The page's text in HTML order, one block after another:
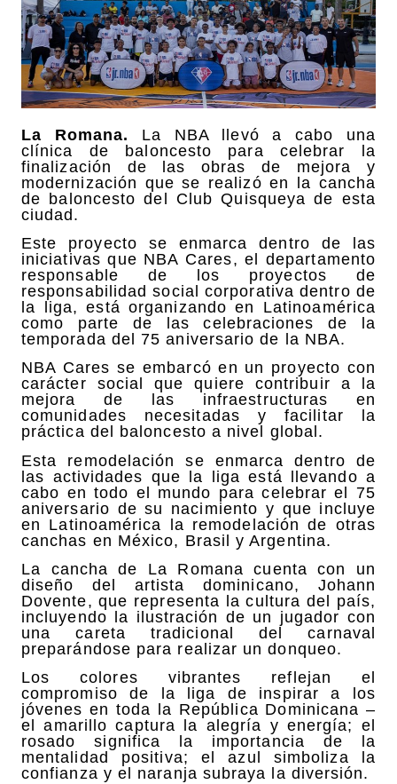
La Romana.
La NBA llevó a cabo una
clínica de baloncesto para celebrar la
finalización de las obras de mejora y
modernización que se realizó en la cancha
de baloncesto del Club Quisqueya de esta
ciudad.
Este proyecto se enmarca dentro de las
iniciativas que NBA Cares, el departamento
responsable de los proyectos de
responsabilidad social corporativa dentro de
la liga, está organizando en Latinoamérica
como parte de las celebraciones de la
temporada del 75 aniversario de la NBA.
NBA Cares se embarcó en un proyecto con
carácter social que quiere contribuir a la
mejora de las infraestructuras en
comunidades necesitadas y facilitar la
práctica del baloncesto a nivel global.
Esta remodelación se enmarca dentro de
las actividades que la liga está llevando a
cabo en todo el mundo para celebrar el 75
aniversario de su nacimiento y que incluye
en Latinoamérica la remodelación de otras
canchas en México, Brasil y Argentina.
La cancha de La Romana cuenta con un
diseño del artista dominicano, Johann
Dovente, que representa la cultura del país,
incluyendo la ilustración de un jugador con
una careta tradicional del carnaval
preparándose para realizar un donqueo.
Los colores vibrantes reflejan el
compromiso de la liga de inspirar a los
jóvenes en toda la República Dominicana –
el amarillo captura la alegría y energía; el
rosado significa la importancia de la
mentalidad positiva; el azul simboliza la
confianza y el naranja subraya la diversión.